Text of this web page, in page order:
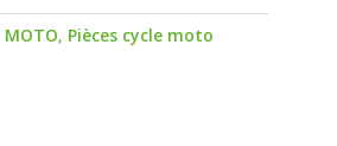
MOTO, Pièces cycle moto